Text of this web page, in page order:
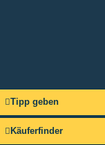
Tipp geben
Käuferfinder